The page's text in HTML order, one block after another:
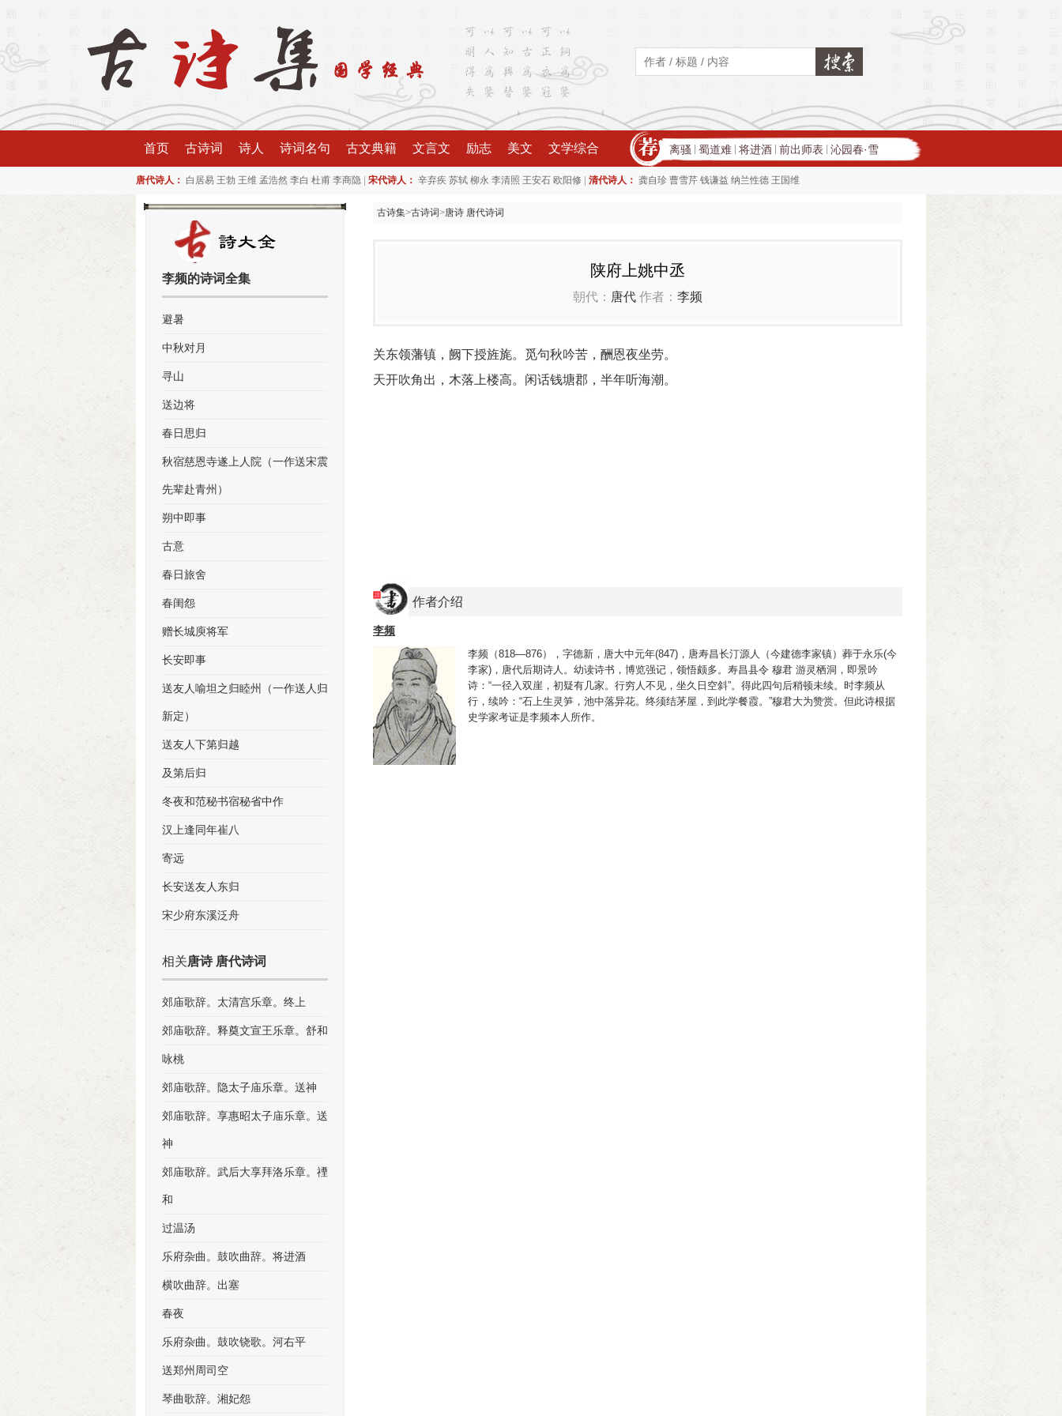
首页 古诗词 诗人 诗词名句 古文典籍 文言文 励志 美文 文学综合 离骚 蜀道难 将进酒 前出师表 沁园春·雪
唐代诗人： 白居易 王勃 王维 孟浩然 李白 杜甫 李商隐 宋代诗人： 辛弃疾 苏轼 柳永 李清照 王安石 欧阳修 清代诗人： 龚自珍 曹雪芹 钱谦益 纳兰性德 王国维
古诗集>古诗词>唐诗 唐代诗词
陕府上姚中丞
朝代： 唐代 作者： 李频
关东领藩镇，阙下授旌旄。觅句秋吟苦，酬恩夜坐劳。
天开吹角出，木落上楼高。闲话钱塘郡，半年听海潮。
作者介绍
李频
李频（818—876），字德新，唐大中元年(847)，唐寿昌长汀源人（今建德李家镇）葬于永乐(今
李家)，唐代后期诗人。幼读诗书，博览强记，领悟颇多。寿昌县令 穆君 游灵栖洞，即景吟
诗：“一径入双崖，初疑有几家。行穷人不见，坐久日空斜”。得此四句后稍顿未续。时李频从
行，续吟：“石上生灵笋，池中落异花。终须结茅屋，到此学餐霞。”穆君大为赞赏。但此诗根据
史学家考证是李频本人所作。
李频的诗词全集
避暑
中秋对月
寻山
送边将
春日思归
秋宿慈恩寺遂上人院（一作送宋震
先辈赴青州）
朔中即事
古意
春日旅舍
春闺怨
赠长城庾将军
长安即事
送友人喻坦之归睦州（一作送人归
新定）
送友人下第归越
及第后归
冬夜和范秘书宿秘省中作
汉上逢同年崔八
寄远
长安送友人东归
宋少府东溪泛舟
相关唐诗 唐代诗词
郊庙歌辞。太清宫乐章。终上
郊庙歌辞。释奠文宣王乐章。舒和
咏桃
郊庙歌辞。隐太子庙乐章。送神
郊庙歌辞。享惠昭太子庙乐章。送
神
郊庙歌辞。武后大享拜洛乐章。禋
和
过温汤
乐府杂曲。鼓吹曲辞。将进酒
横吹曲辞。出塞
春夜
乐府杂曲。鼓吹铙歌。河右平
送郑州周司空
琴曲歌辞。湘妃怨